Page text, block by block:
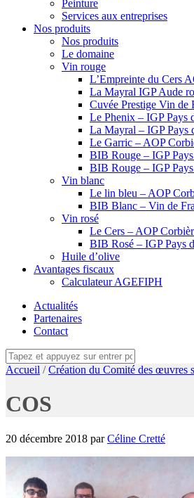
Peinture
Services aux entreprises
Nos produits
Nos produits
Le domaine
Vin rouge
L’Empreinte du Cers
La Mayral IGP Aude
Cuvée Prestige Vin de
Le Phenix – IGP Pays
La Mayral – IGP Pays
Le Garric – AOP
BIB Rouge – IGP
BIB Rouge – IGP
Vin blanc
Le lin bleu – AOP
BIB Blanc – Vin de
Vin rosé
Le Cers – AOP
BIB Rosé – IGP Pays
Huile d’olive
Avantages fiscaux
Calculateur AGEFIPH
Actualités
Partenaires
Contact
Accueil /Création du Comité des œuvres
COS
20 décembre 2018 parCéline Cretté